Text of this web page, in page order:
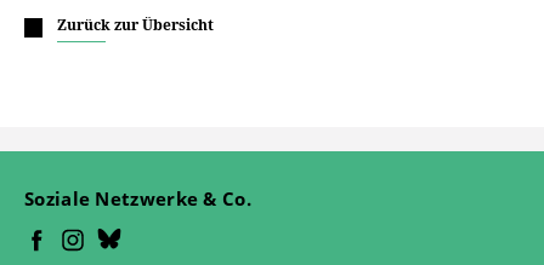
Zurück zur Übersicht
Soziale Netzwerke & Co.